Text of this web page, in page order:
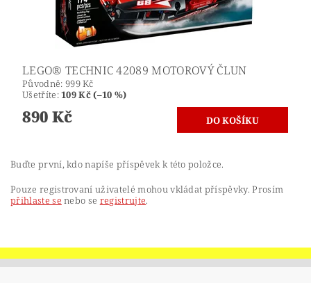
LEGO® TECHNIC 42089 MOTOROVÝ ČLUN
Původně: 999 Kč
Ušetříte:109 Kč (–10 %)
890 Kč
Buďte první, kdo napíše příspěvek k této položce.
Pouze registrovaní uživatelé mohou vkládat příspěvky. Prosím
přihlaste se nebo se registrujte.